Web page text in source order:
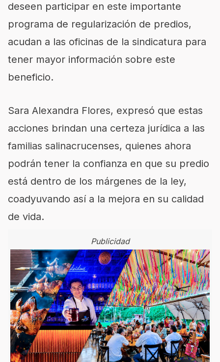
deseen participar en este importante
programa de regularización de predios,
acudan a las oficinas de la sindicatura para
tener mayor información sobre este
beneficio.
Sara Alexandra Flores, expresó que estas
acciones brindan una certeza jurídica a las
familias salinacrucenses, quienes ahora
podrán tener la confianza en que su predio
está dentro de los márgenes de la ley,
coadyuvando así a la mejora en su calidad
de vida.
Publicidad